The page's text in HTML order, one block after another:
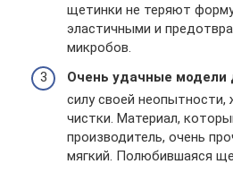
щетинки не теряют
эластичными и
микробов.
Очень удачные модели
силу своей
чистки. Материал,
производитель, очень
мягкий. Полюбившаяся